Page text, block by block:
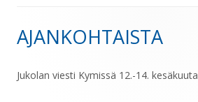
Sivupalkki
AJANKOHTAISTA
Jukolan viesti Kymissä 12.-14. kesäkuuta